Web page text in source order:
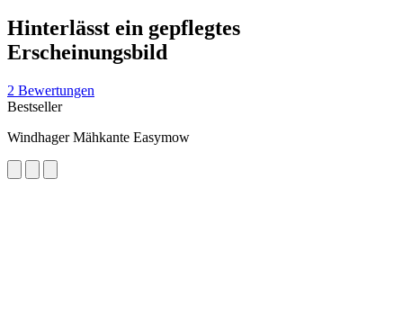
Hinterlässt ein gepflegtes
Erscheinungsbild
2 Bewertungen
Bestseller
Windhager Mähkante Easymow